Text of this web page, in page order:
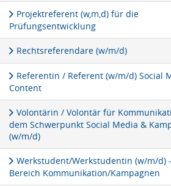
Projektreferent (w,m,d) für die
Prüfungsentwicklung
Rechtsreferendare (w/m/d)
Referentin / Referent (w/m/d) Social
Content
Volontärin / Volontär für
dem Schwerpunkt Social Media &
(w/m/d)
Werkstudent/Werkstudentin (w/m/d)
Bereich Kommunikation/Kampagnen